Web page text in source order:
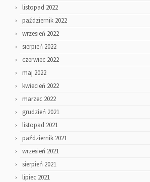
listopad 2022
październik 2022
wrzesień 2022
sierpień 2022
czerwiec 2022
maj 2022
kwiecień 2022
marzec 2022
grudzień 2021
listopad 2021
październik 2021
wrzesień 2021
sierpień 2021
lipiec 2021